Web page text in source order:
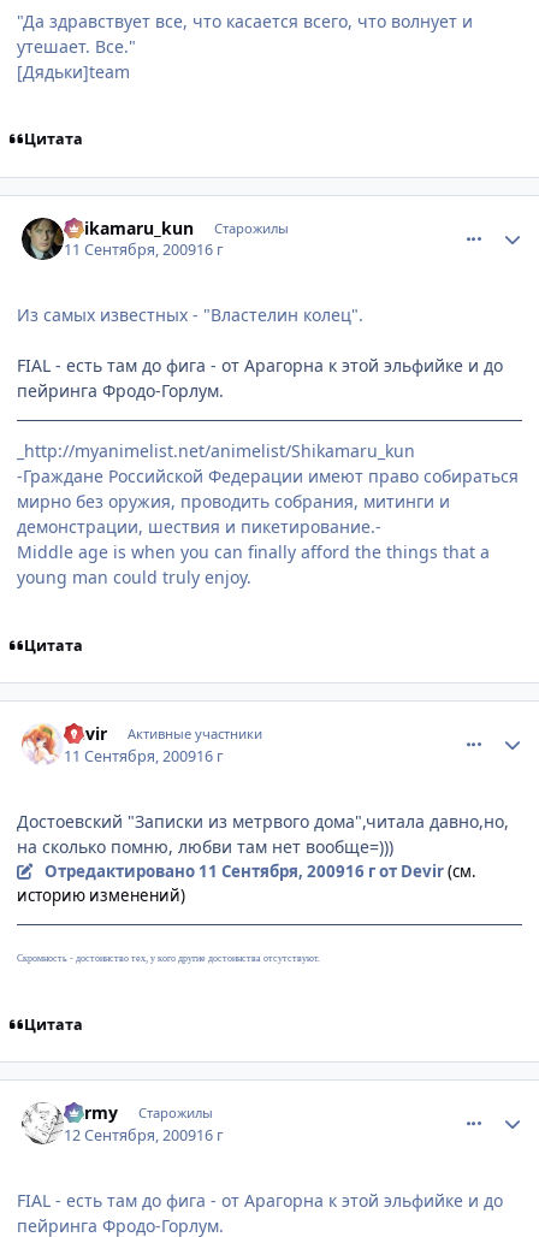
"Да здравствует все, что касается всего, что волнует и
утешает. Все."
[Дядьки]team
Цитата
Shikamaru_kun Старожилы
11 Сентября, 200916 г
Из самых известных - "Властелин колец".
FIAL - есть там до фига - от Арагорна к этой эльфийке и до
пейринга Фродо-Горлум.
_http://myanimelist.net/animelist/Shikamaru_kun
-Граждане Российской Федерации имеют право собираться
мирно без оружия, проводить собрания, митинги и
демонстрации, шествия и пикетирование.-
Middle age is when you can finally afford the things that a
young man could truly enjoy.
Цитата
Devir Активные участники
11 Сентября, 200916 г
Достоевский "Записки из метрвого дома",читала давно,но,
на сколько помню, любви там нет вообще=)))
Отредактировано 11 Сентября, 200916 гот Devir(см.
историю изменений)
Скромность - достоинство тех, у кого другие достоинства отсутствуют.
Цитата
barmy Старожилы
12 Сентября, 200916 г
FIAL - есть там до фига - от Арагорна к этой эльфийке и до
пейринга Фродо-Горлум.